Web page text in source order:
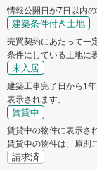
情報公開日が7日以内の
建築条件付き土地
売買契約にあたって一
条件にしている土地に
未入居
建築工事完了日から1
表示されます。
賃貸中
賃貸中の物件に表示さ
賃貸中の物件は、原則
請求済